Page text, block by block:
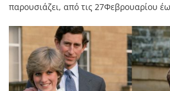
παρουσιάζει, από τις 27Φεβρουαρίου